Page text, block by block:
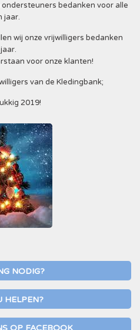
bedanken voor alle
jaar.
wij onze vrijwilligers bedanken
voor onze klanten!
van de Kledingbank;
2019!
NODIG?
HELPEN?
OP FACEBOOK